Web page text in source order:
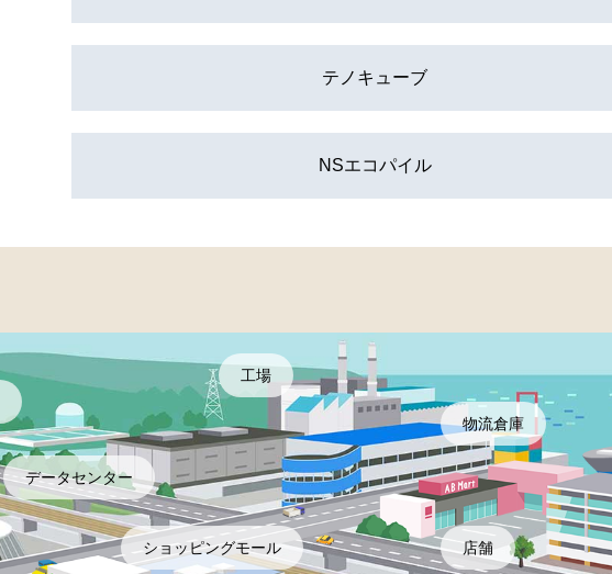
テノキューブ
NSエコパイル
店舗
工場
データセンター
物流倉庫
ショッピングモール